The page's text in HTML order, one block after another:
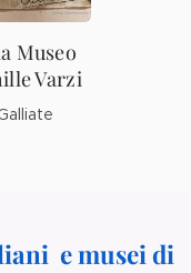
Museo
Varzi
e musei di